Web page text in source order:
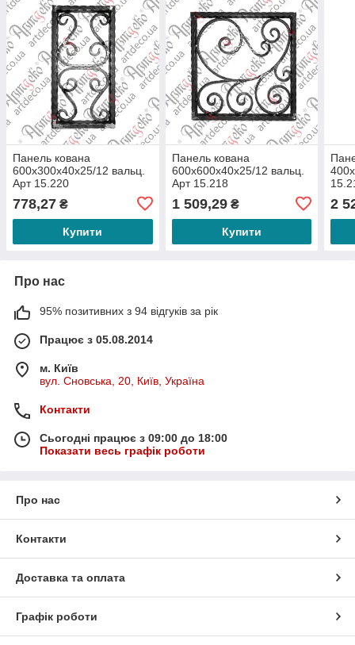
Панель кована
600х300х40х25/12 вальц.
Арт 15.220
778,27 ₴
Купити
Панель кована
600х600х40х25/12 вальц.
Арт 15.218
1 509,29₴
Купити
2
Про нас
95% позитивних з 94 відгуків за рік
Працює з 05.08.2014
м. Київ
вул. Сновська, 20, Київ, Україна
Контакти
Сьогодні працює з 09:00 до 18:00
Показати весь графік роботи
Про нас
Контакти
Доставка та оплата
Графік роботи